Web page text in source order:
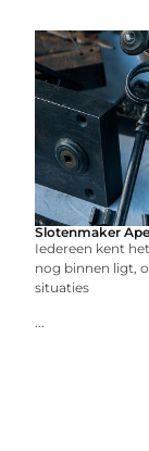
Slotenmaker
Iedereen kent
nog binnen ligt,
situaties
...